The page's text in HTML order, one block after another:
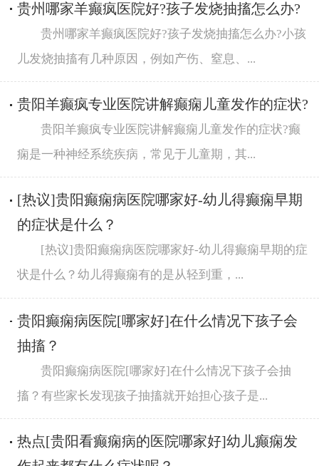
贵州哪家羊癫疯医院好?孩子发烧抽搐怎么办?
贵州哪家羊癫疯医院好?孩子发烧抽搐怎么办?小孩
儿发烧抽搐有几种原因，例如产伤、窒息、...
贵阳羊癫疯专业医院讲解癫痫儿童发作的症状?
贵阳羊癫疯专业医院讲解癫痫儿童发作的症状?癫
痫是一种神经系统疾病，常见于儿童期，其...
[热议]贵阳癫痫病医院哪家好-幼儿得癫痫早期
的症状是什么？
[热议]贵阳癫痫病医院哪家好-幼儿得癫痫早期的症
状是什么？幼儿得癫痫有的是从轻到重，...
贵阳癫痫病医院[哪家好]在什么情况下孩子会
抽搐？
贵阳癫痫病医院[哪家好]在什么情况下孩子会抽
搐？有些家长发现孩子抽搐就开始担心孩子是...
热点[贵阳看癫痫病的医院哪家好]幼儿癫痫发